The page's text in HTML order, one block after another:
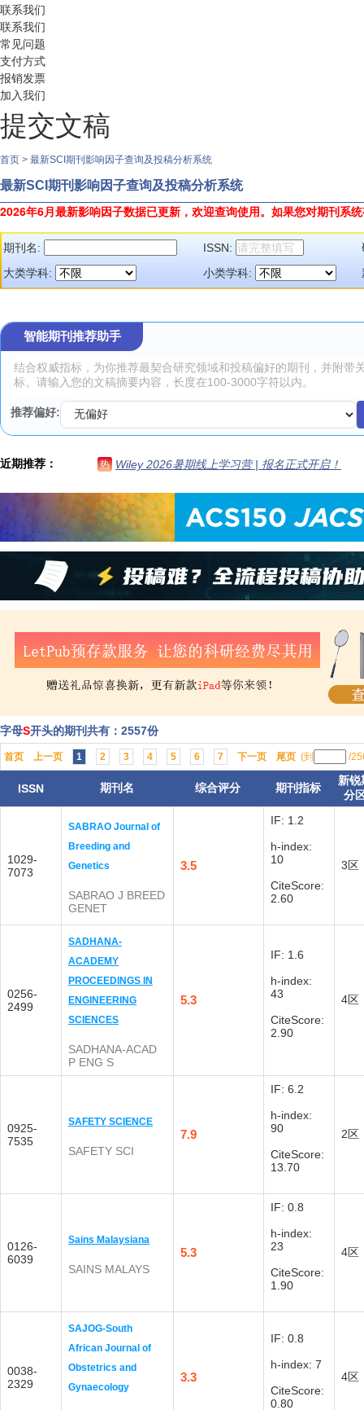
联系我们
联系我们
常见问题
支付方式
报销发票
加入我们
提交文稿
首页 > 最新SCI期刊影响因子查询及投稿分析系统
最新SCI期刊影响因子查询及投稿分析系统
2026年6月最新影响因子数据已更新，欢迎查询使用。 如果您对期刊系
期刊名: ISSN:
大类学科:
小类学科:
智能期刊推荐助手
推荐偏好:
近期推荐： 热 Wiley 2026暑期线上学习营 | 报名正式开启！
字母S开头的期刊共有：2557份
首页 上一页 1 2 3 4 5 6 7 下一页 尾页 (到 /
ISSN 期刊名 综合评分 期刊指标
新锐
分
1029-
7073
SABRAO Journal of
Breeding and
Genetics
SABRAO J BREED
GENET
3.5
IF: 1.2
h-index:
10
CiteScore:
2.60
3区
0256-
2499
SADHANA-
ACADEMY
PROCEEDINGS IN
ENGINEERING
SCIENCES
SADHANA-ACAD
P ENG S
5.3
IF: 1.6
h-index:
43
CiteScore:
2.90
4区
0925-
7535
SAFETY SCIENCE
SAFETY SCI
7.9
IF: 6.2
h-index:
90
CiteScore:
13.70
2区
0126-
6039
Sains Malaysiana
SAINS MALAYS
5.3
IF: 0.8
h-index:
23
CiteScore:
1.90
4区
0038-
2329
SAJOG-South
African Journal of
Obstetrics and
Gynaecology
3.3
IF: 0.8
h-index: 7
CiteScore:
0.80
4区